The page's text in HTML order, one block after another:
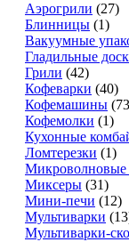
Аэрогрили (27)
Блинницы (1)
Вакуумные
Гладильные
Грили (42)
Кофеварки (40)
Кофемашины
Кофемолки (1)
Кухонные
Ломтерезки (1)
Миксеры (31)
Мини-печи (12)
Мультиварки
Мультиварки-